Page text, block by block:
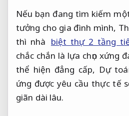
Nếu bạn đang tìm kiếm
tưởng cho gia đình mình,
thì nhà biệt thự 2 tầng
chắc chắn là lựa chọn xứng
thể hiện đẳng cấp, Dự
ứng được yêu cầu thực tế
giãn dài lâu.